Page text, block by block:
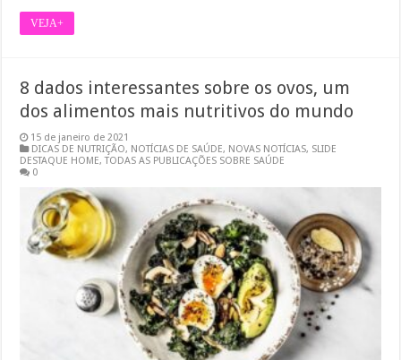
VEJA+
8 dados interessantes sobre os ovos, um
dos alimentos mais nutritivos do mundo
15 de janeiro de 2021
DICAS DE NUTRIÇÃO, NOTÍCIAS DE SAÚDE, NOVAS NOTÍCIAS, SLIDE
DESTAQUE HOME,TODAS AS PUBLICAÇÕES SOBRE SAÚDE
0